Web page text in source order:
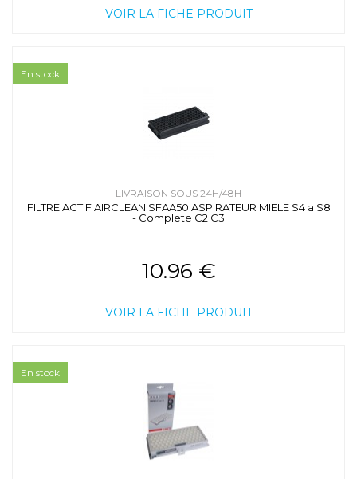
VOIR LA FICHE PRODUIT
LIVRAISON SOUS 24H/48H
FILTRE ACTIF AIRCLEAN SFAA50 ASPIRATEUR MIELE S4 a S8
- Complete C2 C3
10.96 €
VOIR LA FICHE PRODUIT
En stock
En stock